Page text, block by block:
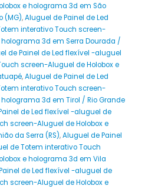
e holograma 3d em São
(MG),Aluguel de Painel de Led
interativo Touch screen-
holograma 3d em Serra Dourada /
de Painel de Led flexível -aluguel
screen-Aluguel de Holobox e
,Aluguel de Painel de Led
interativo Touch screen-
3d em Tirol / Rio Grande
de Led flexível -aluguel de
screen-Aluguel de Holobox e
da Serra (RS),Aluguel de Painel
de Totem interativo Touch
e holograma 3d em Vila
de Led flexível -aluguel de
screen-Aluguel de Holobox e